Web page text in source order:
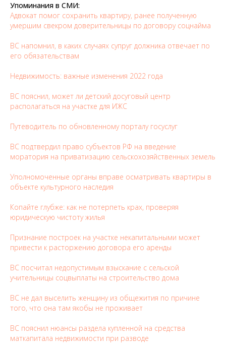
Упоминания в СМИ:
Адвокат помог сохранить квартиру, ранее полученную
умершим свекром доверительницы по договору соцнайма
ВС напомнил, в каких случаях супруг должника отвечает по
его обязательствам
Недвижимость: важные изменения 2022 года
ВС пояснил, может ли детский досуговый центр
располагаться на участке для ИЖС
Путеводитель по обновленному порталу госуслуг
ВС подтвердил право субъектов РФ на введение
моратория на приватизацию сельскохозяйственных земель
Уполномоченные органы вправе осматривать квартиры в
объекте культурного наследия
Копайте глубже: как не потерпеть крах, проверяя
юридическую чистоту жилья
Признание построек на участке некапитальными может
привести к расторжению договора его аренды
ВС посчитал недопустимым взыскание с сельской
учительницы соцвыплаты на строительство дома
ВС не дал выселить женщину из общежития по причине
того, что она там якобы не проживает
ВС пояснил нюансы раздела купленной на средства
маткапитала недвижимости при разводе